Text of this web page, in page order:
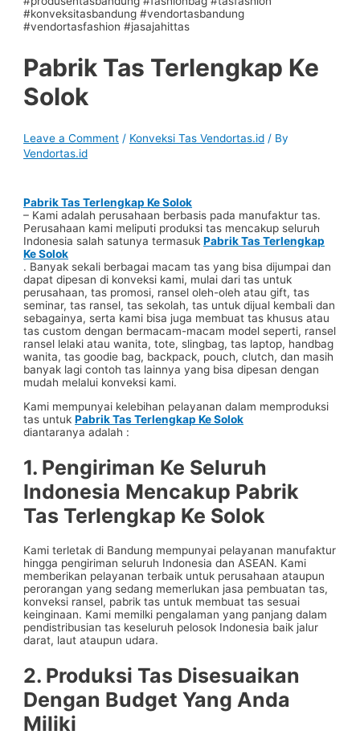
Pabrik Tas Terlengkap Ke
Solok
Leave a Comment / Konveksi Tas Vendortas.id / By
Vendortas.id
Pabrik Tas Terlengkap Ke Solok
– Kami adalah perusahaan berbasis pada manufaktur tas.
Perusahaan kami meliputi produksi tas mencakup seluruh
Indonesia salah satunya termasukPabrik Tas Terlengkap
Ke Solok
. Banyak sekali berbagai macam tas yang bisa dijumpai dan
dapat dipesan di konveksi kami, mulai dari tas untuk
perusahaan, tas promosi, ransel oleh-oleh atau gift, tas
seminar, tas ransel, tas sekolah, tas untuk dijual kembali dan
sebagainya, serta kami bisa juga membuat tas khusus atau
tas custom dengan bermacam-macam model seperti, ransel
ransel lelaki atau wanita, tote, slingbag, tas laptop, handbag
wanita, tas goodie bag, backpack, pouch, clutch, dan masih
banyak lagi contoh tas lainnya yang bisa dipesan dengan
mudah melalui konveksi kami.
Kami mempunyai kelebihan pelayanan dalam memproduksi
tas untukPabrik Tas Terlengkap Ke Solok
diantaranya adalah :
1. Pengiriman Ke Seluruh
Indonesia Mencakup Pabrik
Tas Terlengkap Ke Solok
Kami terletak di Bandung mempunyai pelayanan manufaktur
hingga pengiriman seluruh Indonesia dan ASEAN. Kami
memberikan pelayanan terbaik untuk perusahaan ataupun
perorangan yang sedang memerlukan jasa pembuatan tas,
konveksi ransel, pabrik tas untuk membuat tas sesuai
keinginaan. Kami memilki pengalaman yang panjang dalam
pendistribusian tas keseluruh pelosok Indonesia baik jalur
darat, laut ataupun udara.
2. Produksi Tas Disesuaikan
Dengan Budget Yang Anda
Miliki